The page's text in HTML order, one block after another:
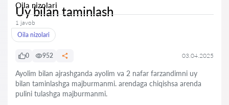
Oila nizolari
Uy bilan taminlash
1 javob
Oila nizolari
0 952 03.04.2025
Ayolim bilan ajrashganda ayolim va 2 nafar farzandimni uy
bilan taminlashga majburmanmi. arendaga chiqishsa arenda
pulini tulashga majburmanmi.